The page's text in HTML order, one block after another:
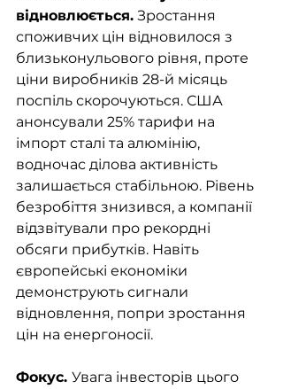
відновлюється. Зростання
споживчих цін відновилося з
близьконульового рівня, проте
ціни виробників 28-й місяць
поспіль скорочуються. США
анонсували 25% тарифи на
імпорт сталі та алюмінію,
водночас ділова активність
залишається стабільною. Рівень
безробіття знизився, а компанії
відзвітували про рекордні
обсяги прибутків. Навіть
європейські економіки
демонструють сигнали
відновлення, попри зростання
цін на енергоносії.
Фокус. Увага інвесторів цього